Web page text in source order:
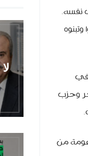
نفسه.
في
وحزب
من